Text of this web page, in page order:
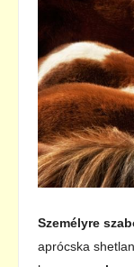
Személyre
aprócska